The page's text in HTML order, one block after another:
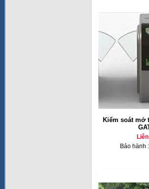
Kiểm soát mở
Bảo hành